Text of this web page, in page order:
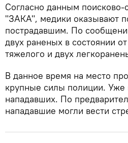
Согласно данным поисково-
"ЗАКА", медики оказывают
пострадавшим. По
двух раненых в состоянии
тяжелого и двух
В данное время на место
крупные силы полиции. Уже
нападавших. По
нападавшие могли вести